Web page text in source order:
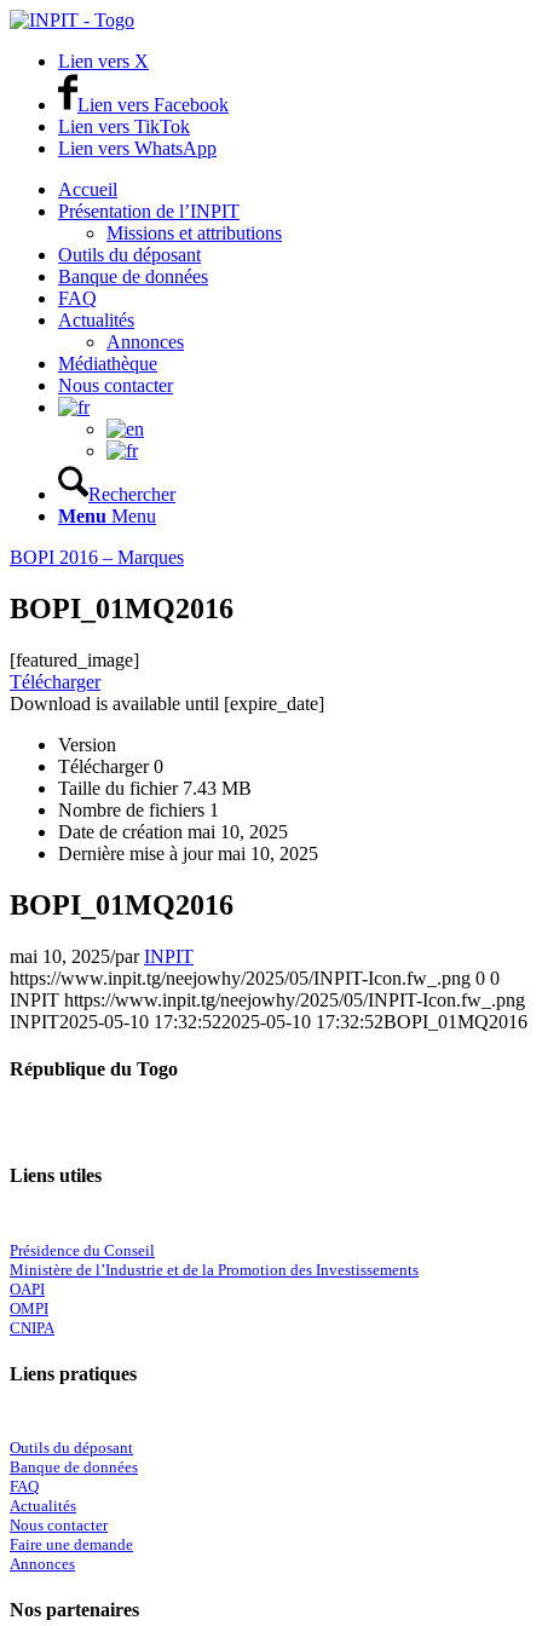
Lien vers X
Lien vers Facebook
Lien vers TikTok
Lien vers WhatsApp
Accueil
Présentation de l’INPIT
Missions et attributions
Outils du déposant
Banque de données
FAQ
Actualités
Annonces
Médiathèque
Nous contacter
Rechercher
Menu Menu
BOPI 2016 – Marques
BOPI_01MQ2016
[featured_image]
Télécharger
Download is available until [expire_date]
Version
Télécharger0
Taille du fichier 7.43 MB
Nombre de fichiers 1
Date de création mai 10, 2025
Dernière mise à jourmai 10, 2025
BOPI_01MQ2016
mai 10, 2025/parINPIT
https://www.inpit.tg/neejowhy/2025/05/INPIT-Icon.fw_.png 0 0
INPIT https://www.inpit.tg/neejowhy/2025/05/INPIT-Icon.fw_.png
INPIT2025-05-10 17:32:522025-05-10 17:32:52BOPI_01MQ2016
République du Togo
Liens utiles
Présidence du Conseil
Ministère de l’Industrie et de la Promotion des Investissements
OAPI
OMPI
CNIPA
Liens pratiques
Outils du déposant
Banque de données
FAQ
Actualités
Nous contacter
Faire une demande
Annonces
Nos partenaires